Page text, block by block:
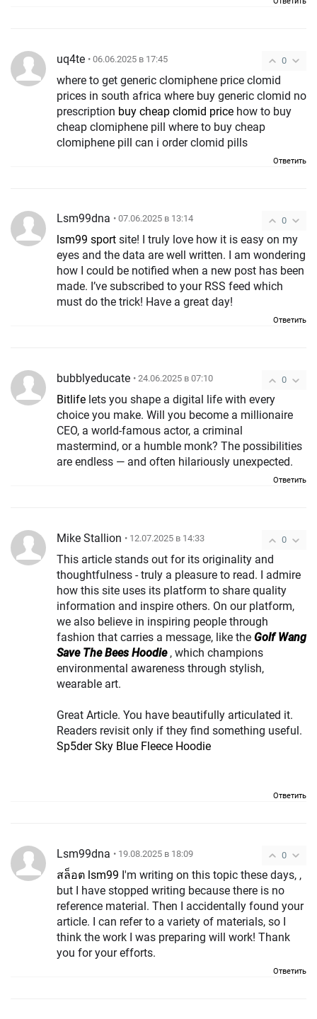
0
uq4te • 06.06.2025 в 17:45
where to get generic clomiphene price clomid
prices in south africa where buy generic clomid no
prescription buy cheap clomid price how to buy
cheap clomiphene pill where to buy cheap
clomiphene pill can i order clomid pills
Ответить
0
Lsm99dna • 07.06.2025 в 13:14
lsm99 sport site! I truly love how it is easy on my
eyes and the data are well written. I am wondering
how I could be notified when a new post has been
made. I’ve subscribed to your RSS feed which
must do the trick! Have a great day!
Ответить
0
bubblyeducate • 24.06.2025 в 07:10
Bitlife lets you shape a digital life with every
choice you make. Will you become a millionaire
CEO, a world-famous actor, a criminal
mastermind, or a humble monk? The possibilities
are endless — and often hilariously unexpected.
Ответить
0
Mike Stallion • 12.07.2025 в 14:33
This article stands out for its originality and
thoughtfulness - truly a pleasure to read. I admire
how this site uses its platform to share quality
information and inspire others. On our platform,
we also believe in inspiring people through
fashion that carries a message, like the Golf Wang
Save The Bees Hoodie, which champions
environmental awareness through stylish,
wearable art.
Great Article. You have beautifully articulated it.
Readers revisit only if they find something useful.
Sp5der Sky Blue Fleece Hoodie
Ответить
0
Lsm99dna • 19.08.2025 в 18:09
สล็อต lsm99 I'm writing on this topic these days, ,
but I have stopped writing because there is no
reference material. Then I accidentally found your
article. I can refer to a variety of materials, so I
think the work I was preparing will work! Thank
you for your efforts.
Ответить